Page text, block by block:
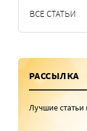
ВСЕ СТАТЬИ
РАССЫЛКА
Лучшие